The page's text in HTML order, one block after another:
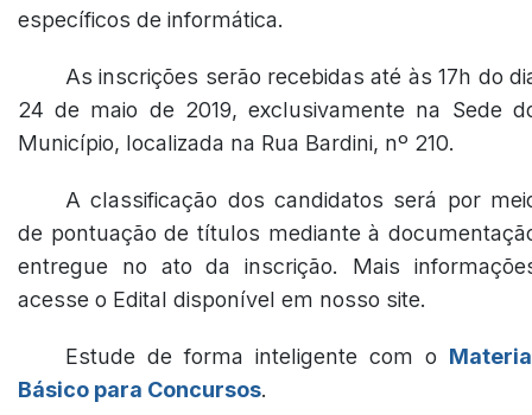
específicos de informática.
As inscrições serão recebidas até às 17h do
24 de maio de 2019, exclusivamente na Sede
Município, localizada na Rua Bardini, nº 210.
A classificação dos candidatos será por
de pontuação de títulos mediante à
entregue no ato da inscrição. Mais
acesse o Edital disponível em nosso site.
Estude de forma inteligente com o
Básico para Concursos.